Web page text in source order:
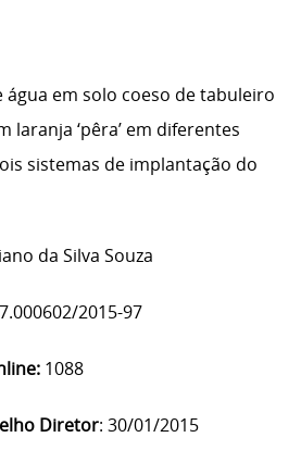
água em solo coeso de tabuleiro
laranja ‘pêra’ em diferentes
sistemas de implantação do
da Silva Souza
2015-97
1088
Diretor: 30/01/2015